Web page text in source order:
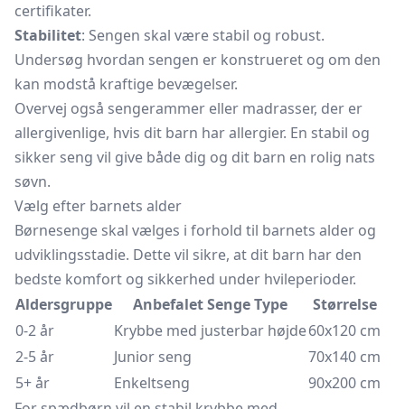
certifikater.
Stabilitet: Sengen skal være stabil og robust.
Undersøg hvordan sengen er konstrueret og om den
kan modstå kraftige bevægelser.
Overvej også sengerammer eller madrasser, der er
allergivenlige, hvis dit barn har allergier. En stabil og
sikker seng vil give både dig og dit barn en rolig nats
søvn.
Vælg efter barnets alder
Børnesenge skal vælges i forhold til barnets alder og
udviklingsstadie. Dette vil sikre, at dit barn har den
bedste komfort og sikkerhed under hvileperioder.
Aldersgruppe
Anbefalet Senge Type
Størrelse
0-2 år
Krybbe med justerbar højde60x120 cm
2-5 år
Junior seng
70x140 cm
5+ år
Enkeltseng
90x200 cm